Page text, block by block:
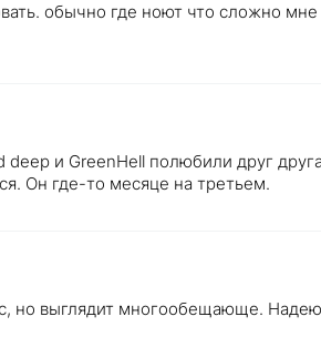
обычно где ноют что сложно
deep и GreenHell полюбили друг
Он где-то месяце на третьем.
но выглядит многообещающе.